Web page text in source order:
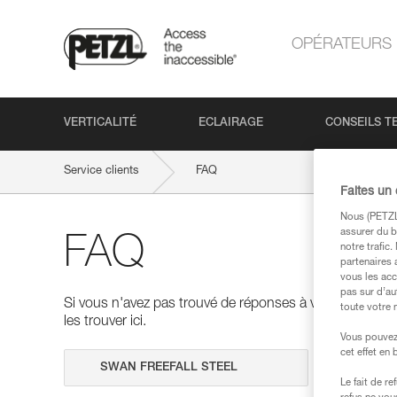
OPÉRATEURS
VERTICALITÉ ECLAIRAGE CONSEILS
Service clients FAQ
FAQ
Si vous n'avez pas trouvé de réponses à vos
les trouver ici.
Faites un
Nous
assurer du
notre trafic.
partenaires
vous les
pas sur
toute votre
Vous
cet effet en
Le fait de